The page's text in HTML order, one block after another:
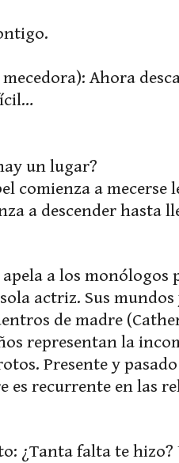
Ahora
un lugar?
comienza a mecerse
a descender hasta
a los monólogos
actriz. Sus
de madre
representan la
Presente y
es recurrente en las
¿Tanta falta te hizo?